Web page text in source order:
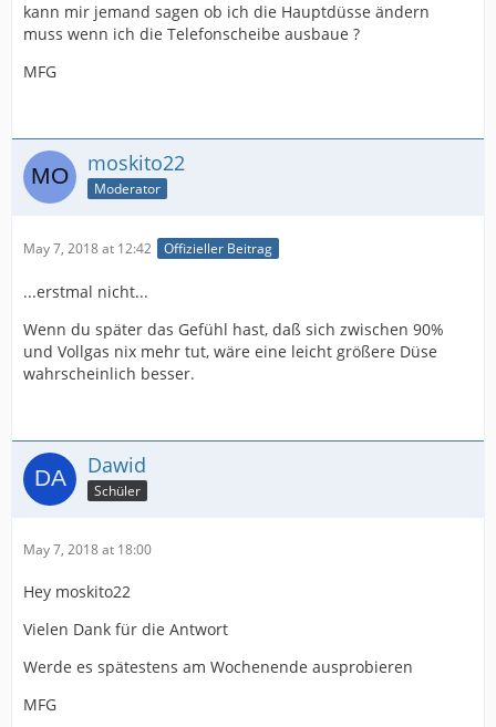
kann mir jemand sagen ob ich die Hauptdüsse ändern
muss wenn ich die Telefonscheibe ausbaue ?
MFG
moskito22
Moderator
May 7, 2018 at 12:42 Offizieller Beitrag
...erstmal nicht...
Wenn du später das Gefühl hast, daß sich zwischen 90%
und Vollgas nix mehr tut, wäre eine leicht größere Düse
wahrscheinlich besser.
Dawid
Schüler
May 7, 2018 at 18:00
Hey moskito22
Vielen Dank für die Antwort
Werde es spätestens am Wochenende ausprobieren
MFG